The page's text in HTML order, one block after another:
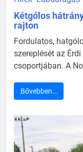
Kétgólos
rajton
Fordulatos,
szereplését az
csoportjában. A
Bővebben…